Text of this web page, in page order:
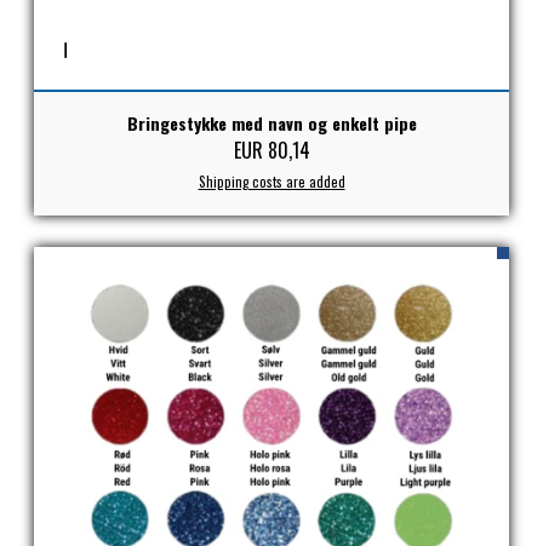
PREMIER EQUINE GROOMING & STALD
PREMIER EQUINE RYTTER
MUSTAD
NAF
PHARMACARE
PREMIER EQUINE
RACING TACK
Bringestykke med navn og enkelt pipe
EUR 80,14
Shipping costs are added